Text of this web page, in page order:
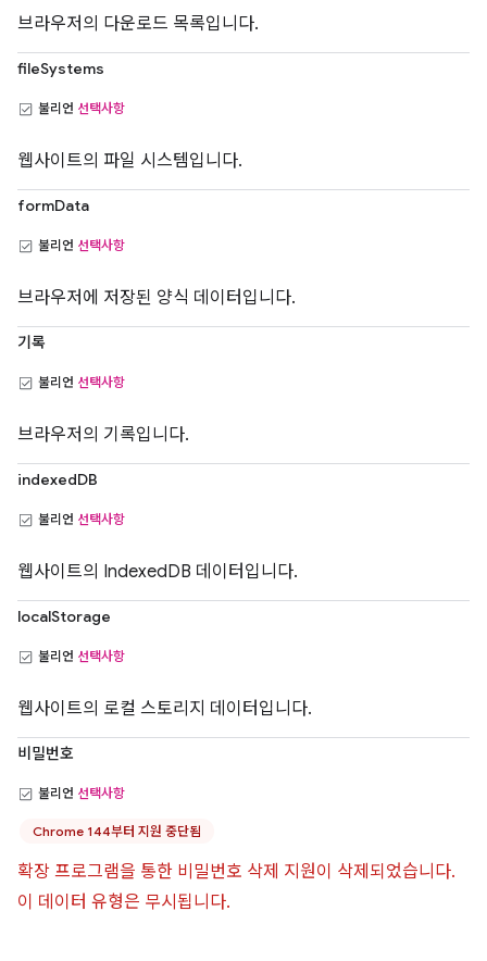
브라우저의 다운로드 목록입니다.
fileSystems
불리언 선택사항
웹사이트의 파일 시스템입니다.
formData
불리언 선택사항
브라우저에 저장된 양식 데이터입니다.
기록
불리언 선택사항
브라우저의 기록입니다.
indexedDB
불리언 선택사항
웹사이트의 IndexedDB 데이터입니다.
localStorage
불리언 선택사항
웹사이트의 로컬 스토리지 데이터입니다.
비밀번호
불리언 선택사항
Chrome 144부터 지원 중단됨
확장 프로그램을 통한 비밀번호 삭제 지원이 삭제되었습니다.
이 데이터 유형은 무시됩니다.